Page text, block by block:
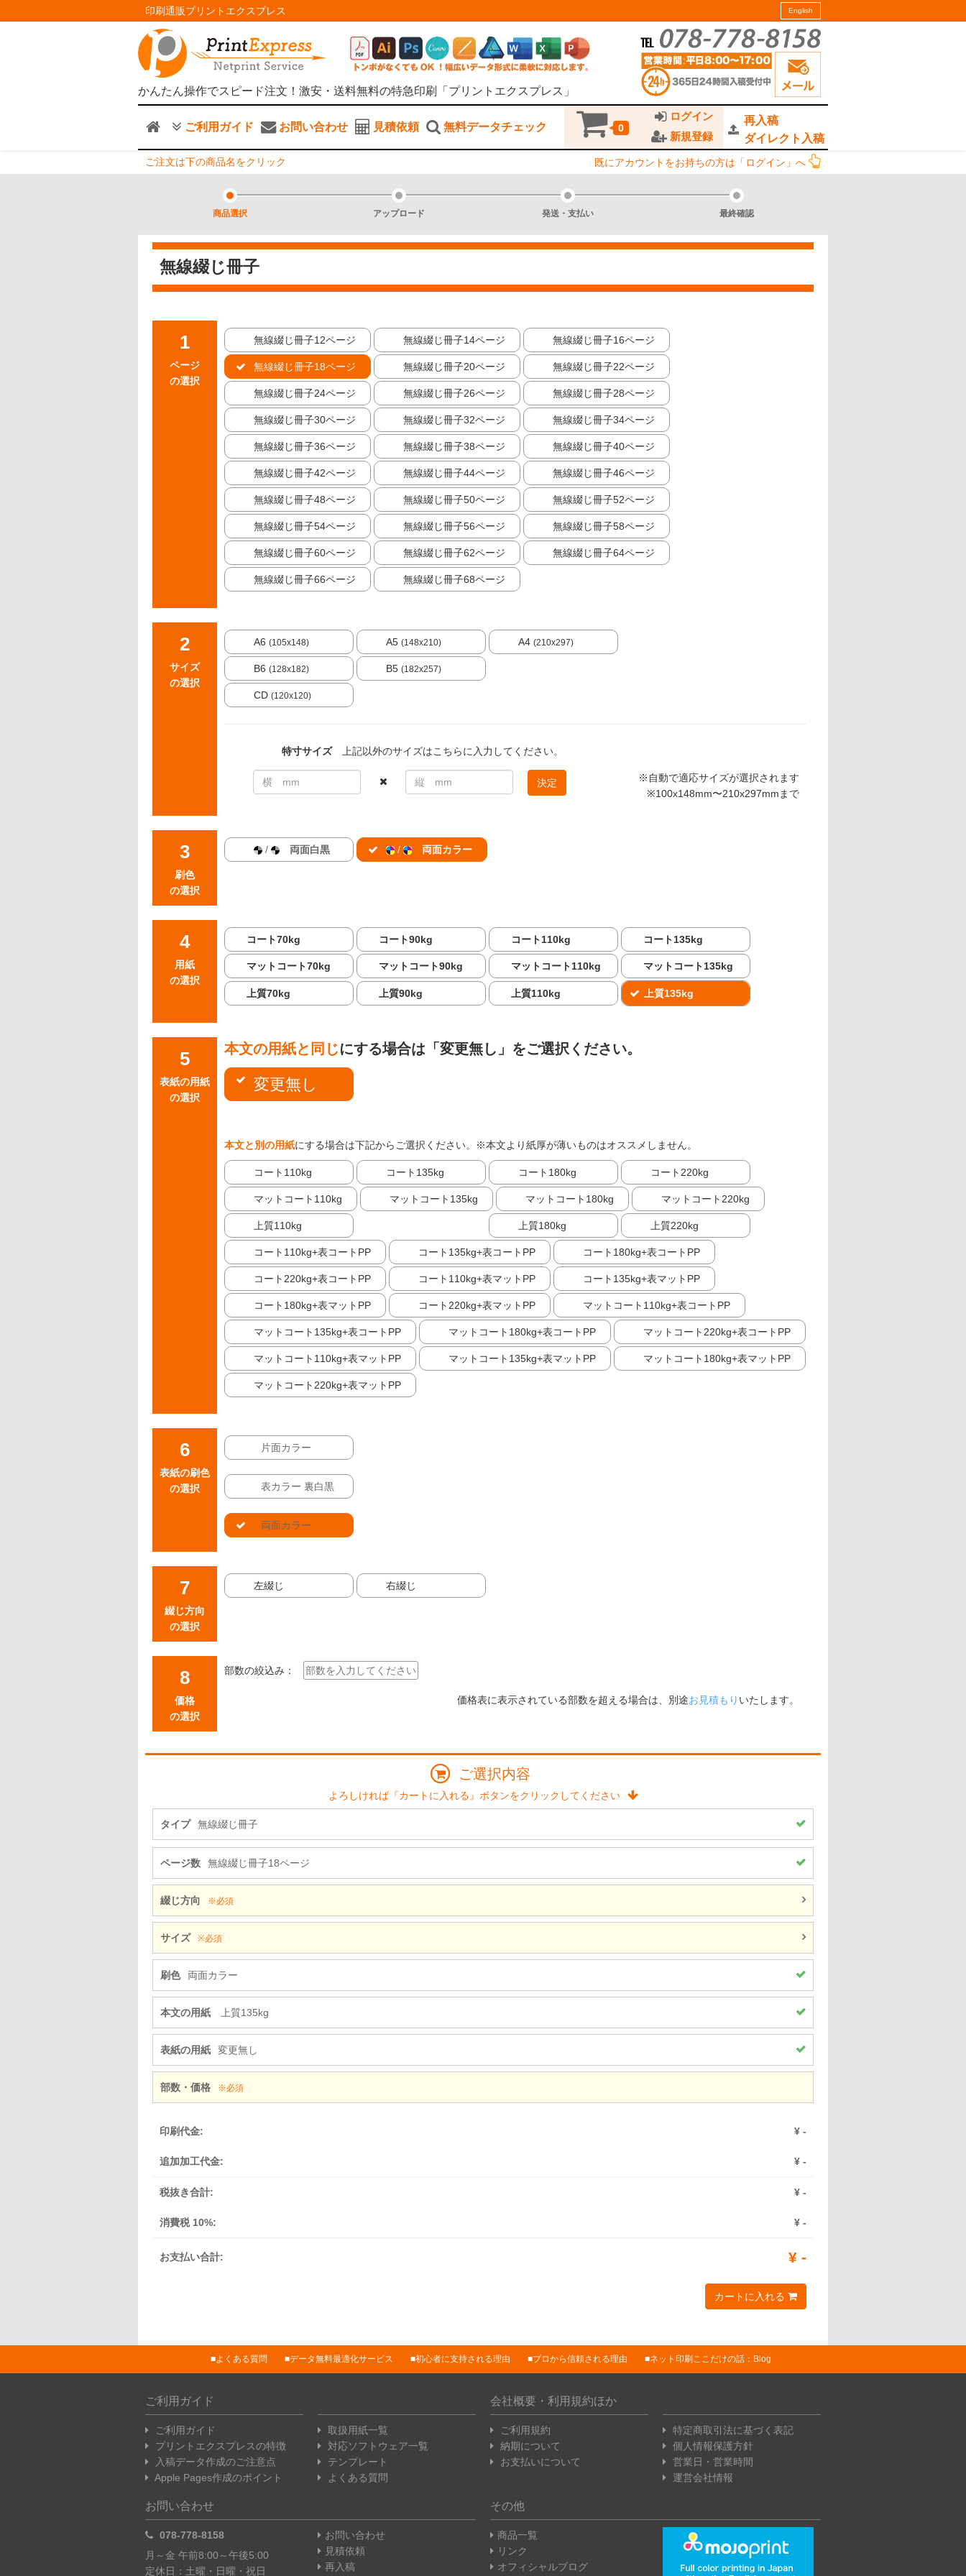
印刷通販プリントエクスプレス English
かんたん操作でスピード注文！激安・送料無料の特急印刷「プリントエクスプレス」
ご利用ガイド お問い合わせ 見積依頼 無料データチェック 0
ログイン
新規登録
再入稿
ダイレクト入稿
ご注文は下の商品名をクリック 既にアカウントをお持ちの方は「ログイン」へ
商品選択 アップロード 発送・支払い 最終確認
無線綴じ冊子
ページ
の選択
無線綴じ冊子12ページ 無線綴じ冊子14ページ 無線綴じ冊子16ページ
無線綴じ冊子18ページ 無線綴じ冊子20ページ 無線綴じ冊子22ページ
無線綴じ冊子24ページ 無線綴じ冊子26ページ 無線綴じ冊子28ページ
無線綴じ冊子30ページ 無線綴じ冊子32ページ 無線綴じ冊子34ページ
無線綴じ冊子36ページ 無線綴じ冊子38ページ 無線綴じ冊子40ページ
無線綴じ冊子42ページ 無線綴じ冊子44ページ 無線綴じ冊子46ページ
無線綴じ冊子48ページ 無線綴じ冊子50ページ 無線綴じ冊子52ページ
無線綴じ冊子54ページ 無線綴じ冊子56ページ 無線綴じ冊子58ページ
無線綴じ冊子60ページ 無線綴じ冊子62ページ 無線綴じ冊子64ページ
無線綴じ冊子66ページ 無線綴じ冊子68ページ
サイズ
の選択
A6 (105x148) A5 (148x210) A4 (210x297)
B6 (128x182) B5 (182x257)
CD (120x120)
特寸サイズ上記以外のサイズはこちらに入力してください。
決定
※自動で適応サイズが選択されます
※100x148mm〜210x297mmまで
刷色
の選択
/ 両面白黒 / 両面カラー
用紙
の選択
コート70kg コート90kg コート110kg コート135kg
マットコート70kg マットコート90kg マットコート110kg マットコート135kg
上質70kg 上質90kg 上質110kg 上質135kg
表紙の用紙
の選択
本文の用紙と同じにする場合は「変更無し」をご選択ください。
変更無し
本文と別の用紙にする場合は下記からご選択ください。※本文より紙厚が薄いものはオススメしません。
コート110kg コート135kg コート180kg コート220kg
マットコート110kg マットコート135kg マットコート180kg マットコート220kg
上質110kg 上質180kg 上質220kg
コート110kg+表コートPP コート135kg+表コートPP コート180kg+表コートPP
コート220kg+表コートPP コート110kg+表マットPP コート135kg+表マットPP
コート180kg+表マットPP コート220kg+表マットPP マットコート110kg+表コートPP
マットコート135kg+表コートPP マットコート180kg+表コートPP マットコート220kg+表コートPP
マットコート110kg+表マットPP マットコート135kg+表マットPP マットコート180kg+表マットPP
マットコート220kg+表マットPP
表紙の刷色
の選択
片面カラー
表カラー 裏白黒
両面カラー
綴じ方向
の選択
左綴じ 右綴じ
価格
の選択
部数の絞込み：
価格表に表示されている部数を超える場合は、別途お見積もり いたします。
ご選択内容
よろしければ『カートに入れる』ボタンをクリックしてください
タイプ 無線綴じ冊子
ページ数 無線綴じ冊子18ページ
綴じ方向 ※必須
サイズ ※必須
刷色 両面カラー
本文の用紙 上質135kg
表紙の用紙 変更無し
部数・価格 ※必須
印刷代金: ¥ -
追加加工代金: ¥ -
税抜き合計: ¥ -
消費税 10%: ¥ -
お支払い合計: ¥ -
カートに入れる
よくある質問 データ無料最適化サービス 初心者に支持される理由 プロから信頼される理由 ネット印刷ここだけの話：Blog
ご利用ガイド
ご利用ガイド
プリントエクスプレスの特徴
入稿データ作成のご注意点
Apple Pages作成のポイント
取扱用紙一覧
対応ソフトウェア一覧
テンプレート
よくある質問
会社概要・利用規約ほか
ご利用規約
納期について
お支払いについて
特定商取引法に基づく表記
個人情報保護方針
営業日・営業時間
運営会社情報
お問い合わせ
078-778-8158
月～金 午前8:00～午後5:00
定休日：土曜・日曜・祝日
お問い合わせ
見積依頼
再入稿
その他
商品一覧
リンク
オフィシャルブログ